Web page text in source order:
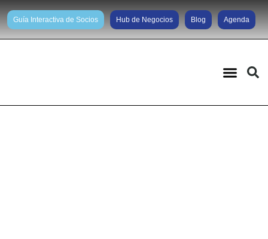
Guía Interactiva de Socios Hub de Negocios Blog Agenda